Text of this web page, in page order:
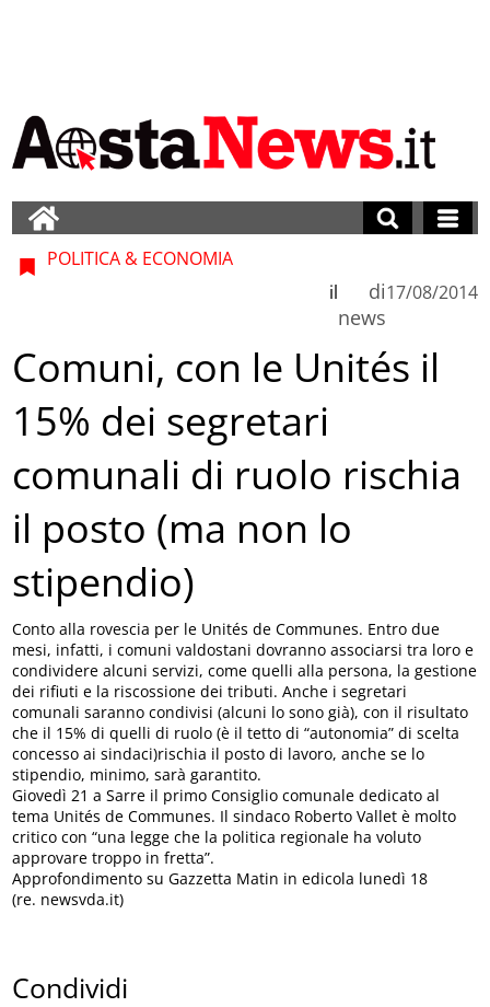
POLITICA & ECONOMIA
di
news
il 17/08/2014
Comuni, con le Unités il
15% dei segretari
comunali di ruolo rischia
il posto (ma non lo
stipendio)
Conto alla rovescia per le Unités de Communes. Entro due
mesi, infatti, i comuni valdostani dovranno associarsi tra loro e
condividere alcuni servizi, come quelli alla persona, la gestione
dei rifiuti e la riscossione dei tributi. Anche i segretari
comunali saranno condivisi (alcuni lo sono già), con il risultato
che il 15% di quelli di ruolo (è il tetto di “autonomia” di scelta
concesso ai sindaci)rischia il posto di lavoro, anche se lo
stipendio, minimo, sarà garantito.
Giovedì 21 a Sarre il primo Consiglio comunale dedicato al
tema Unités de Communes. Il sindaco Roberto Vallet è molto
critico con “una legge che la politica regionale ha voluto
approvare troppo in fretta”.
Approfondimento su Gazzetta Matin in edicola lunedì 18
(re. newsvda.it)
Condividi